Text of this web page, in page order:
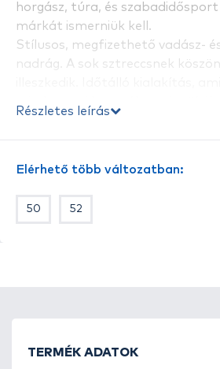
horgász, túra, és
márkát ismerniük kell.
Stílusos, megfizethető vadász-
nadrág. A sok sztreccsnek
Részletes leírás
Elérhető több változatban:
50 52
TERMÉK ADATOK